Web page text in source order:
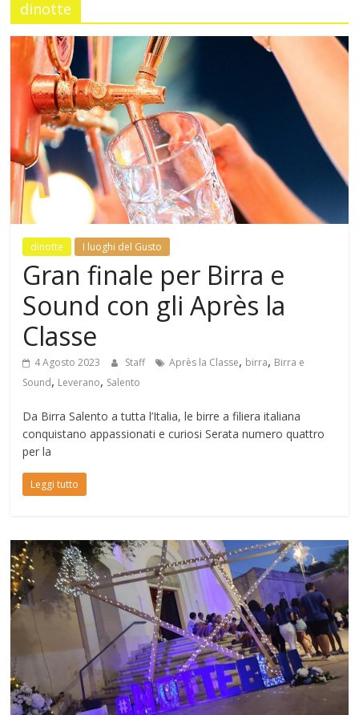
Mensile
di
arte,
cultura,
turismo
curiosità
dinotte
dinotte I luoghi del Gusto
Gran finale per Birra e
Sound con gli Après la
Classe
4 Agosto 2023 Staff Après la Classe, birra, Birra e
Sound, Leverano, Salento
Da Birra Salento a tutta l’Italia, le birre a filiera italiana
conquistano appassionati e curiosi Serata numero quattro
per la
Leggi tutto